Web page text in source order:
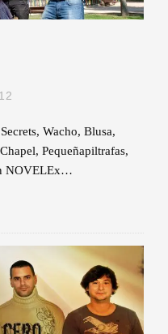
Wacho, Blusa,
Pequeñapiltrafas,
NOVELEx…